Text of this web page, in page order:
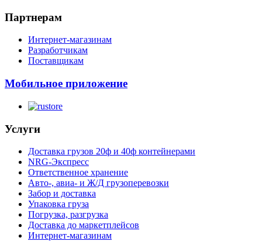
Партнерам
Интернет-магазинам
Разработчикам
Поставщикам
Мобильное приложение
Услуги
Доставка грузов 20ф и 40ф контейнерами
NRG-Экспресс
Ответственное хранение
Авто-, авиа- и Ж/Д грузоперевозки
Забор и доставка
Упаковка груза
Погрузка, разгрузка
Доставка до маркетплейсов
Интернет-магазинам